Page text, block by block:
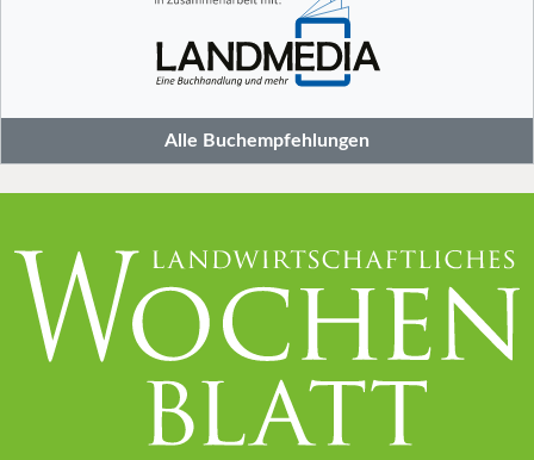
Alle Buchempfehlungen